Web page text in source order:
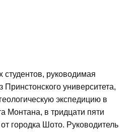
студентов, руководимая
университета,
экспедицию в
Монтана, в тридцати пяти
городка Шото. Руководитель